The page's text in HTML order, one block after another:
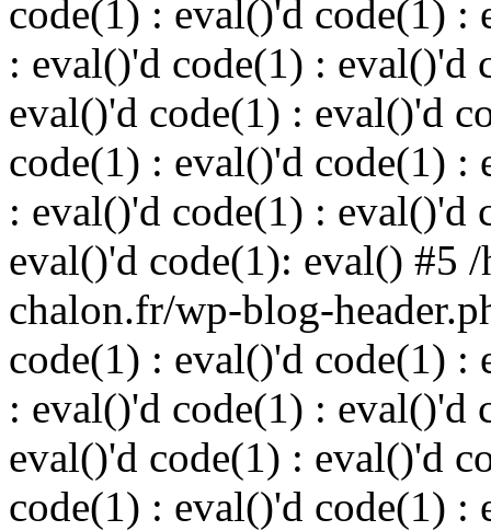
code(1) : eval()'d code(1) :
: eval()'d code(1) : eval()'d
eval()'d code(1) : eval()'d
code(1) : eval()'d code(1) :
: eval()'d code(1) : eval()'d
eval()'d code(1): eval() #5
chalon.fr/wp-blog-
code(1) : eval()'d code(1) :
: eval()'d code(1) : eval()'d
eval()'d code(1) : eval()'d
code(1) : eval()'d code(1) :